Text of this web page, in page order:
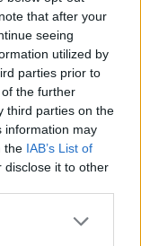
that after your
seeing
utilized by
parties prior to
the further
third parties on the
information may
the IAB’s List of
disclose it to other